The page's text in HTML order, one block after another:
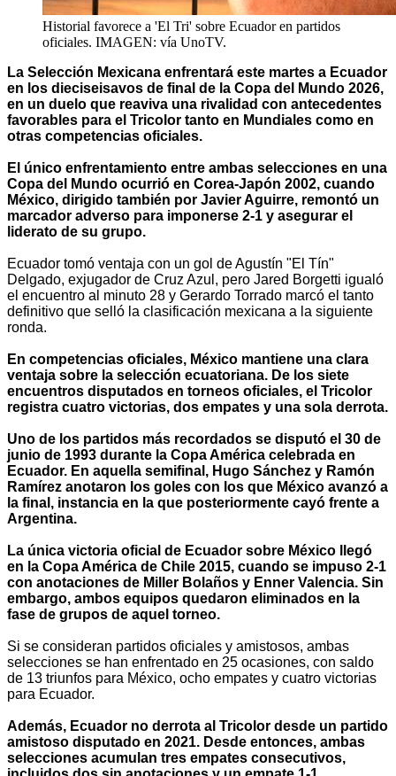
Historial favorece a 'El Tri' sobre Ecuador en partidos
oficiales. IMAGEN: vía UnoTV.
La Selección Mexicana enfrentará este martes a Ecuador
en los dieciseisavos de final de la Copa del Mundo 2026,
en un duelo que reaviva una rivalidad con antecedentes
favorables para el Tricolor tanto en Mundiales como en
otras competencias oficiales.
El único enfrentamiento entre ambas selecciones en una
Copa del Mundo ocurrió en Corea-Japón 2002, cuando
México, dirigido también por Javier Aguirre, remontó un
marcador adverso para imponerse 2-1 y asegurar el
liderato de su grupo.
Ecuador tomó ventaja con un gol de Agustín "El Tín"
Delgado, exjugador de Cruz Azul, pero Jared Borgetti igualó
el encuentro al minuto 28 y Gerardo Torrado marcó el tanto
definitivo que selló la clasificación mexicana a la siguiente
ronda.
En competencias oficiales, México mantiene una clara
ventaja sobre la selección ecuatoriana. De los siete
encuentros disputados en torneos oficiales, el Tricolor
registra cuatro victorias, dos empates y una sola derrota.
Uno de los partidos más recordados se disputó el 30 de
junio de 1993 durante la Copa América celebrada en
Ecuador. En aquella semifinal, Hugo Sánchez y Ramón
Ramírez anotaron los goles con los que México avanzó a
la final, instancia en la que posteriormente cayó frente a
Argentina.
La única victoria oficial de Ecuador sobre México llegó
en la Copa América de Chile 2015, cuando se impuso 2-1
con anotaciones de Miller Bolaños y Enner Valencia. Sin
embargo, ambos equipos quedaron eliminados en la
fase de grupos de aquel torneo.
Si se consideran partidos oficiales y amistosos, ambas
selecciones se han enfrentado en 25 ocasiones, con saldo
de 13 triunfos para México, ocho empates y cuatro victorias
para Ecuador.
Además, Ecuador no derrota al Tricolor desde un partido
amistoso disputado en 2021. Desde entonces, ambas
selecciones acumulan tres empates consecutivos,